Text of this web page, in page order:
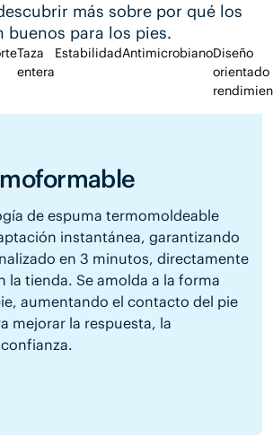
más sobre por qué los
buenos para los pies.
Taza
entera
EstabilidadAntimicrobianoDiseño
orientado
de espuma termomoldeable
instantánea, garantizando
en 3 minutos, directamente
la tienda. Se amolda a la forma
aumentando el contacto del pie
mejorar la respuesta, la